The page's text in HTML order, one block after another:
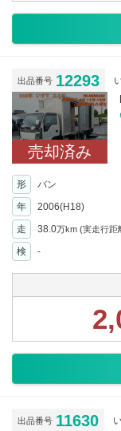
出品番号 12293
売却済み
形 バン
年
2006(H18)
走 38.0万km (実走行距
検
-
出品番号 11630